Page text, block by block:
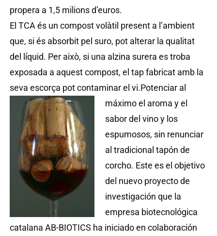
propera a 1,5 milions d’euros.
El TCA és un compost volàtil present a l’ambient
que, si és absorbit pel suro, pot alterar la qualitat
del líquid. Per això, si una alzina surera es troba
exposada a aquest compost, el tap fabricat amb la
seva escorça pot contaminar el vi.Potenciar al
máximo el aroma y el
sabor del vino y los
espumosos, sin renunciar
al tradicional tapón de
corcho. Este es el objetivo
del nuevo proyecto de
investigación que la
empresa biotecnológica
catalana AB-BIOTICS ha iniciado en colaboración